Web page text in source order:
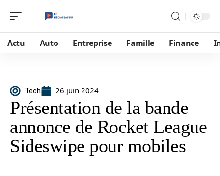
Actu Auto Entreprise Famille Finance
Tech 26 juin 2024
Présentation de la bande
annonce de Rocket League
Sideswipe pour mobiles